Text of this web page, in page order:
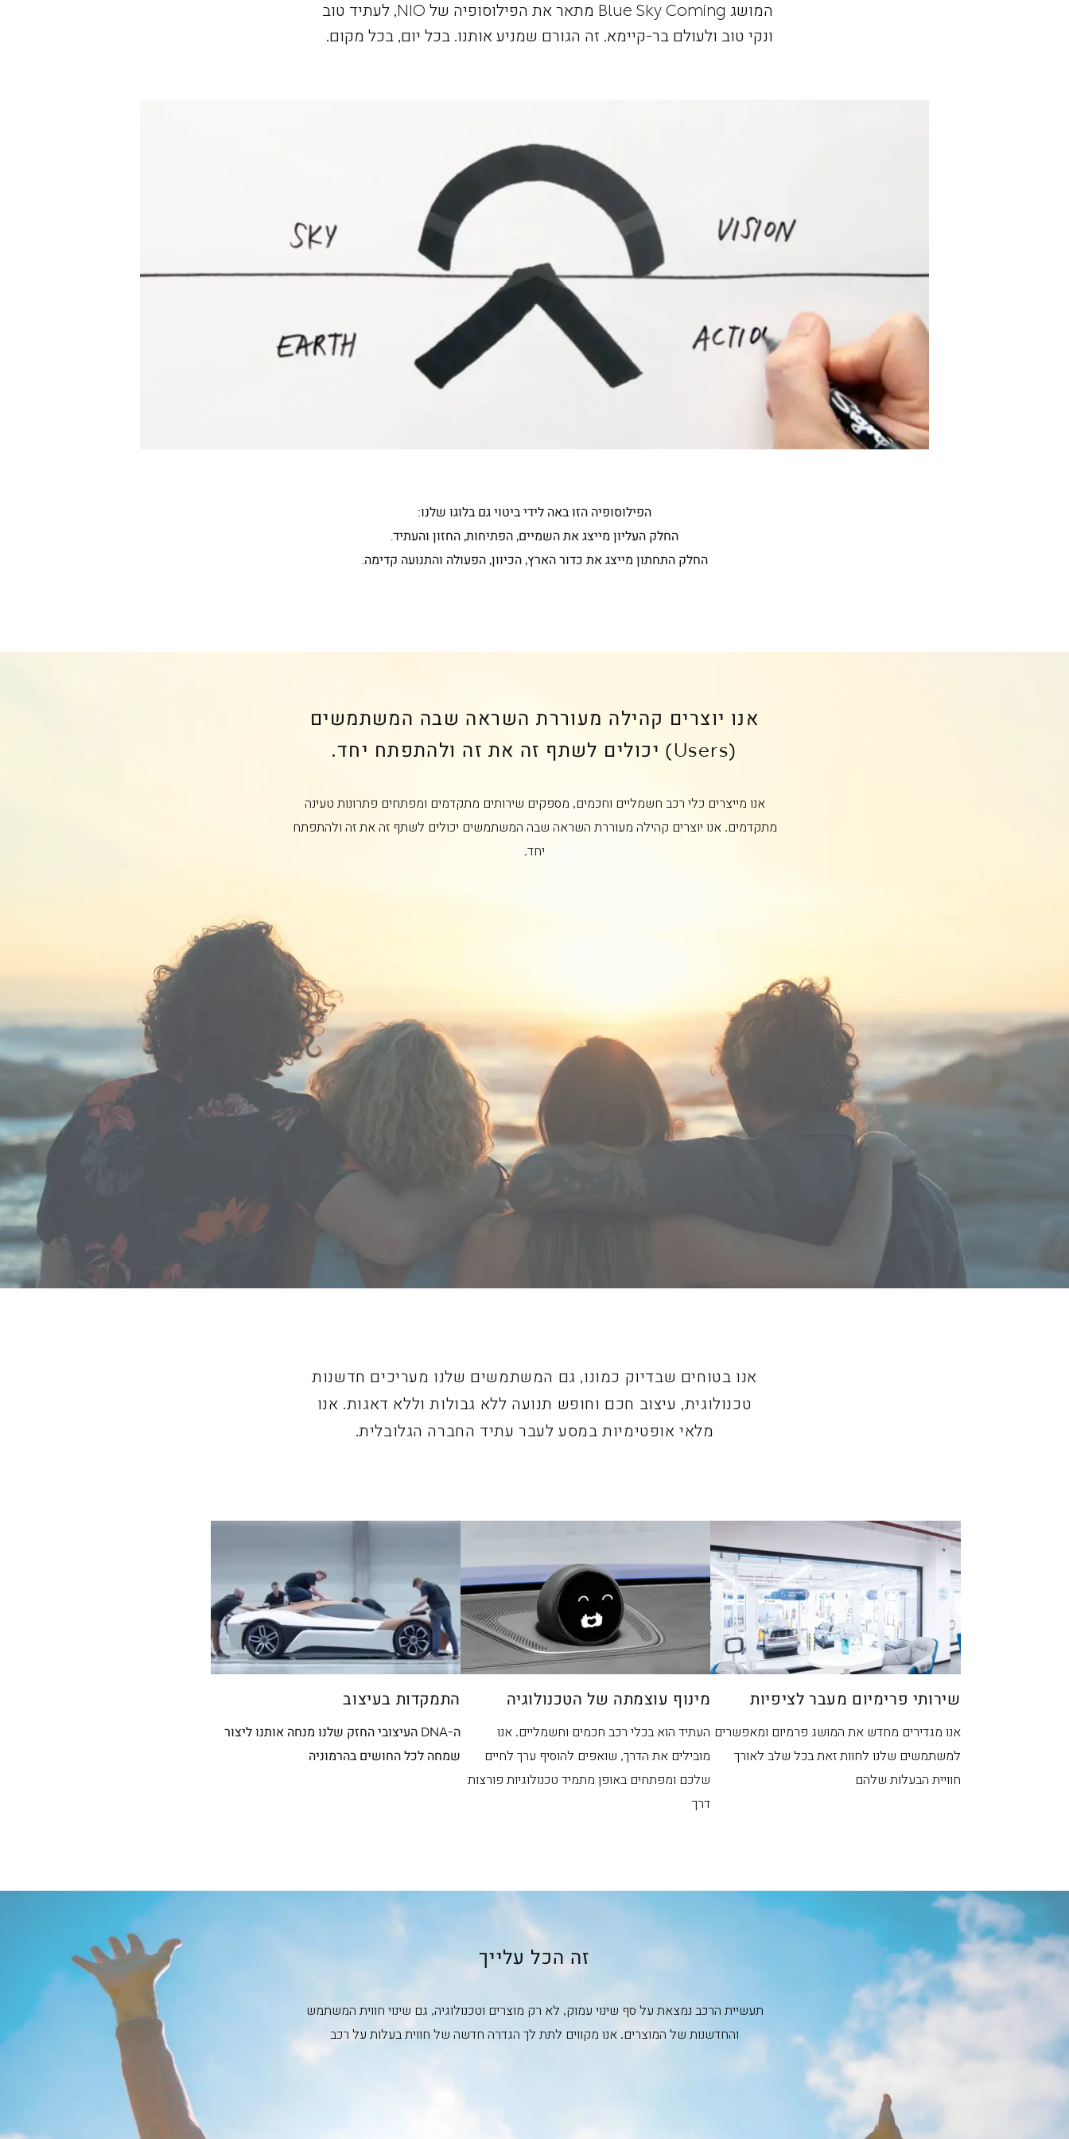
המושג Blue Sky Coming מתאר את הפילוסופיה של NIO, לעתיד טוב
ונקי טוב ולעולם בר-קיימא. זה הגורם שמניע אותנו. בכל יום, בכל מקום.
הפילוסופיה הזו באה לידי ביטוי גם בלוגו שלנו:
החלק העליון מייצג את השמיים, הפתיחות, החזון והעתיד.
החלק התחתון מייצג את כדור הארץ, הכיוון, הפעולה והתנועה קדימה.
אנו יוצרים קהילה מעוררת השראה שבה המשתמשים
(Users) יכולים לשתף זה את זה ולהתפתח יחד.
אנו מייצרים כלי רכב חשמליים וחכמים, מספקים שירותים מתקדמים ומפתחים פתרונות טעינה
מתקדמים. אנו יוצרים קהילה מעוררת השראה שבה המשתמשים יכולים לשתף זה את זה ולהתפתח
יחד.
אנו בטוחים שבדיוק כמונו, גם המשתמשים שלנו מעריכים חדשנות
טכנולוגית, עיצוב חכם וחופש תנועה ללא גבולות וללא דאגות. אנו
מלאי אופטימיות במסע לעבר עתיד החברה הגלובלית.
שירותי פרימיום מעבר לציפיות
אנו מגדירים מחדש את המושג פרמיום ומאפשרים
למשתמשים שלנו לחוות זאת בכל שלב לאורך
חוויית הבעלות שלהם
מינוף עוצמתה של הטכנולוגיה
העתיד הוא בכלי רכב חכמים וחשמליים. אנו
מובילים את הדרך, שואפים להוסיף ערך לחיים
שלכם ומפתחים באופן מתמיד טכנולוגיות פורצות
דרך
התמקדות בעיצוב
ה-DNA העיצובי החזק שלנו מנחה אותנו ליצור
שמחה לכל החושים בהרמוניה
זה הכל עלייך
תעשיית הרכב נמצאת על סף שינוי עמוק, לא רק מוצרים וטכנולוגיה, גם שינוי חווית המשתמש
והחדשנות של המוצרים. אנו מקווים לתת לך הגדרה חדשה של חווית בעלות על רכב